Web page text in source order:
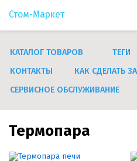
Стом-Маркет
КАТАЛОГ ТОВАРОВ ТЕГИ
КОНТАКТЫ
КАК СДЕЛАТЬ
СЕРВИСНОЕ ОБСЛУЖИВАНИЕ
Термопара